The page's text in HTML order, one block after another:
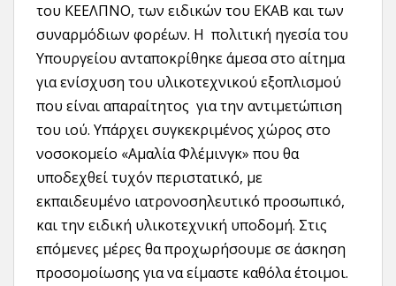
του ΚΕΕΛΠΝΟ, των ειδικών του ΕΚΑΒ και των
συναρμόδιων φορέων. Η πολιτική ηγεσία του
Υπουργείου ανταποκρίθηκε άμεσα στο αίτημα
για ενίσχυση του υλικοτεχνικού εξοπλισμού
που είναι απαραίτητος για την αντιμετώπιση
του ιού. Υπάρχει συγκεκριμένος χώρος στο
νοσοκομείο «Αμαλία Φλέμινγκ» που θα
υποδεχθεί τυχόν περιστατικό, με
εκπαιδευμένο ιατρονοσηλευτικό προσωπικό,
και την ειδική υλικοτεχνική υποδομή. Στις
επόμενες μέρες θα προχωρήσουμε σε άσκηση
προσομοίωσης για να είμαστε καθόλα έτοιμοι.